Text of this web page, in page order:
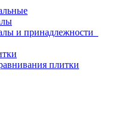
и принадлежности
плитки